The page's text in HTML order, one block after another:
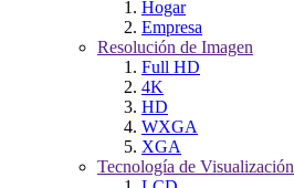
Hogar
Empresa
Resolución de Imagen
Full HD
4K
HD
WXGA
XGA
Tecnología de Visualización